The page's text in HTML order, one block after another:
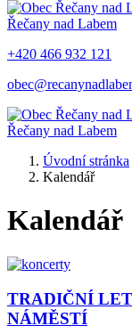
Řečany nad Labem
+420 466 932 121
Řečany nad Labem
Úvodní stránka
Kalendář
Kalendář
TRADIČNÍ
NÁMĚSTÍ